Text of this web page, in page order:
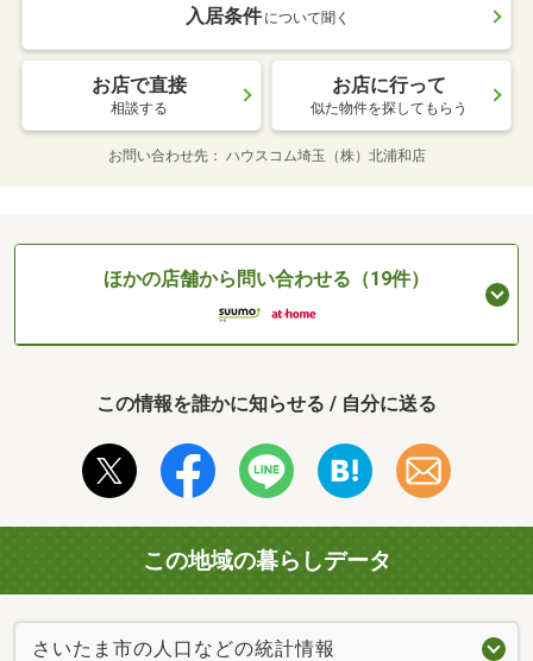
入居条件 について聞く
お店で直接
相談する
お店に行って
似た物件を探してもらう
お問い合わせ先 ハウスコム埼玉（株）北浦和店
ほかの店舗から問い合わせる（19件）
この情報を誰かに知らせる / 自分に送る
この地域の暮らしデータ
さいたま市の人口などの統計情報